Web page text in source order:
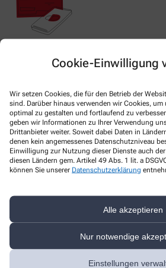
Cookie-Einwilligung
Wir setzen Cookies, die für den Betrieb der
sind. Darüber hinaus verwenden wir Cookies, um
optimal zu gestalten und fortlaufend zu
geben wir Informationen zu Ihrer Verwendung
Drittanbieter weiter. Soweit dabei Daten in
denen kein angemessenes Datenschutzniveau
Einwilligung zur Nutzung dieser Dienste auch
diesen Ländern gem. Artikel 49 Abs. 1 lit. a
können Sie unserer Datenschutzerklärung
Alle akzeptieren
Nur notwendige
Einstellungen
Nachweis Ihrer Befreiung
Wenn Sie einen Ausweis über die
Zuzahlung haben, können wir diese Info
müssen Ihren Ausweis nicht immer
Kundenkarte beantragen
Anrede